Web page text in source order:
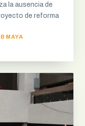
la ausencia de
de reforma
MAYA